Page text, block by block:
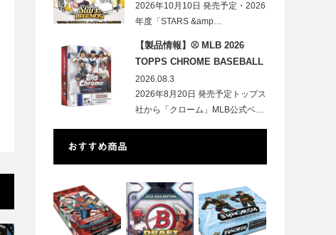
ルカード
2026年10月10日 発売予定・2026
年度「STARS &amp…
【製品情報】⚾ MLB 2026
TOPPS CHROME BASEBALL
LOGOFRACTOR
2026.08.3
2026年8月20日 発売予定トップス
社から「クローム」MLB公式ベ…
おすすめ商品